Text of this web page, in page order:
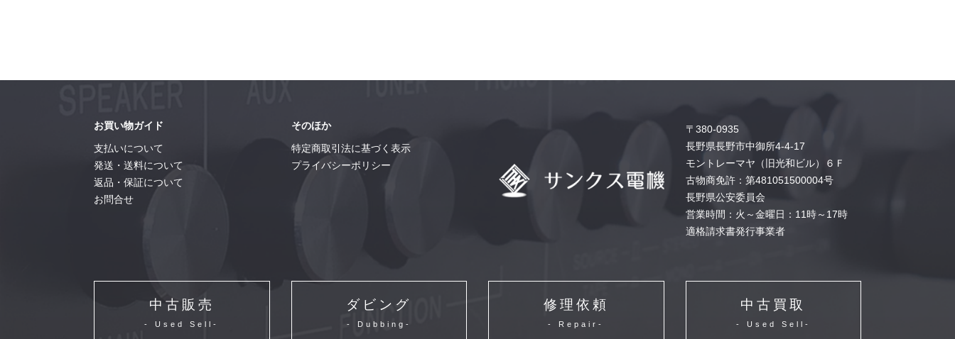
お買い物ガイド
支払いについて
発送・送料について
返品・保証について
お問合せ
そのほか
特定商取引法に基づく表示
プライバシーポリシー
〒380-0935
長野県長野市中御所4-4-17
モントレーマヤ（旧光和ビル）６Ｆ
古物商免許：第481051500004号
長野県公安委員会
営業時間：火～金曜日：11時～17時
適格請求書発行事業者
中古販売
- Used Sell-
ダビング
- Dubbing-
修理依頼
- Repair-
中古買取
- Used Sell-